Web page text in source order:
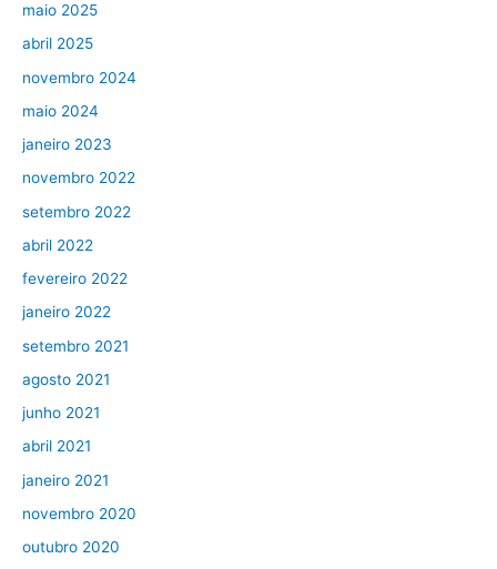
maio 2025
abril 2025
novembro 2024
maio 2024
janeiro 2023
novembro 2022
setembro 2022
abril 2022
fevereiro 2022
janeiro 2022
setembro 2021
agosto 2021
junho 2021
abril 2021
janeiro 2021
novembro 2020
outubro 2020